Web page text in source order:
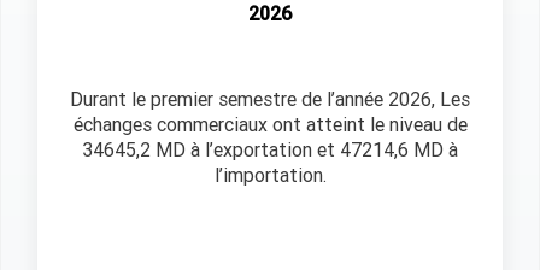
2026
Durant le premier semestre de l’année 2026, Les
échanges commerciaux ont atteint le niveau de
34645,2 MD à l’exportation et 47214,6 MD à
l’importation.